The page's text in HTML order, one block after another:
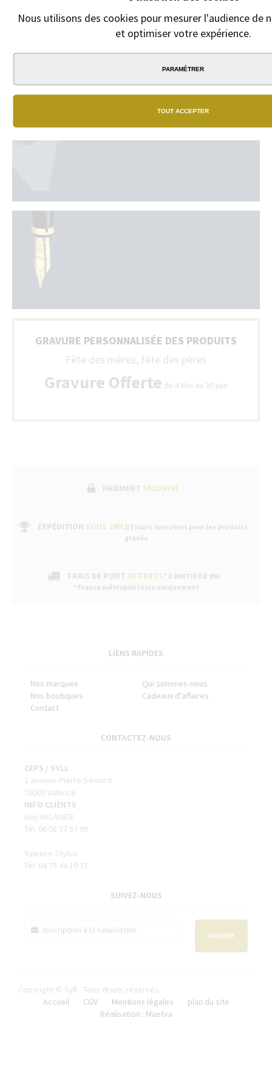
Nous utilisons des cookies pour mesurer l'audience de
et optimiser votre expérience.
PARAMÉTRER
TOUT ACCEPTER
d'encre Faber-Castell.
GRAVURE PERSONNALISÉE DES PRODUITS
Fête des mères, fête des pères
Gravure Offerte du 8 Mai au 30 juin
PAIEMENT SÉCURISÉ
EXPÉDITION SOUS 24H 2/3 jours ouvrables pour les produits
gravés
FRAIS DE PORT OFFERTS* À PARTIR DE 99€
* France métropolitaine uniquement
LIENS RAPIDES
Nos marques
Qui sommes-nous
Nos boutiques
Cadeaux d'affaires
Contact
CONTACTEZ-NOUS
CEPS / SYLL
1 avenue Pierre Sémard
26000 Valence
INFO CLIENTS
Guy VALADIER
Tél. 06 08 57 57 99
Valence Stylos
Tél. 04 75 44 10 37
SUIVEZ-NOUS
VALIDER
Copyright © Syll - Tous droits réservés
Accueil
CGV Mentions légales
plan du site
Réalisation : Maetva